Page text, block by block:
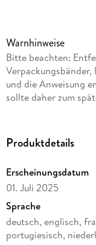
Warnhinweise
Bitte beachten:
Verpackungsbänder,
und die Anweisung
sollte daher zum
Produktdetails
Erscheinungsdatum
01. Juli 2025
Sprache
deutsch, englisch,
portugiesisch,